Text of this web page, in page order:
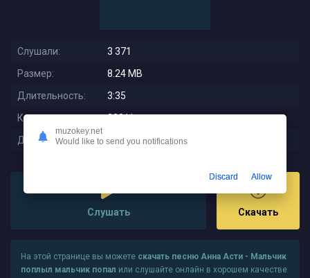
Слушали:
3 371
Размер:
8.24 MB
Длительность:
3:35
Качество:
320 kbps
Дата релиза:
2023-07-14 01:08:14
Слушать Скачать
На этой странице вы можете скачать песню Анна Асти - Мальчик
поплыл мальчик попал или слушайте онлайн в хорошем качестве
muzokey.net
Would like to send you notifications
Discard Allow